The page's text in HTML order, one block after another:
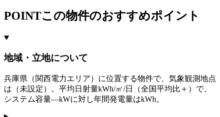
POINTこの物件のおすすめポイント
地域・立地について
兵庫県（関西電力エリア）に位置する物件で、気象観測地点
は（未設定）。平均日射量kWh/㎡/日（全国平均比＋）で、
システム容量—kWに対し年間発電量はkWh。